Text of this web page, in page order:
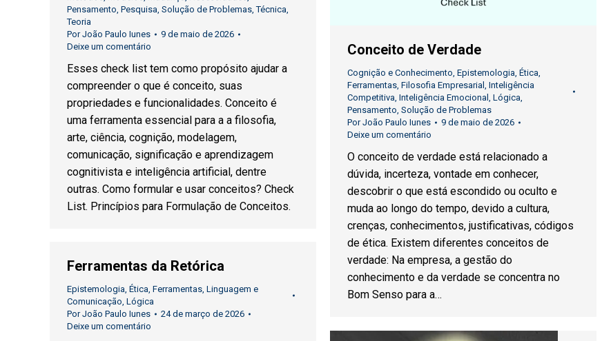
Pensamento Pesquisa Solução de Problemas ,Técnica
Teoria
PorJoão Paulo Iunes
9 de maio de 2026
Deixe um comentário
Esses check list tem como propósito ajudar a
compreender o que é conceito, suas
propriedades e funcionalidades. Conceito é
uma ferramenta essencial para a a filosofia,
arte, ciência, cognição, modelagem,
comunicação, significação e aprendizagem
cognitivista e inteligência artificial, dentre
outras. Como formular e usar conceitos? Check
List. Princípios para Formulação de Conceitos.
Conceito de Verdade
Cognição e Conhecimento, Epistemologia, Ética,
Ferramentas, Filosofia Empresarial , Inteligência
Competitiva, Inteligência Emocional , Lógica,
Pensamento, Solução de Problemas
PorJoão Paulo Iunes
9 de maio de 2026
Deixe um comentário
O conceito de verdade está relacionado a
dúvida, incerteza, vontade em conhecer,
descobrir o que está escondido ou oculto e
muda ao longo do tempo, devido a cultura,
crenças, conhecimentos, justificativas, códigos
de ética. Existem diferentes conceitos de
verdade: Na empresa, a gestão do
conhecimento e da verdade se concentra no
Bom Senso para a…
Ferramentas da Retórica
Epistemologia, Ética, Ferramentas, Linguagem e
Comunicação, Lógica
PorJoão Paulo Iunes
24 de março de 2026
Deixe um comentário